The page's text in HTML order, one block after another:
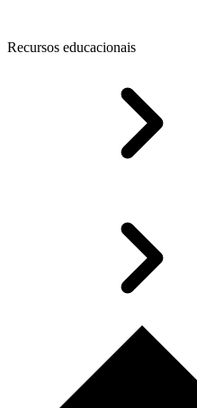
Recursos educacionais